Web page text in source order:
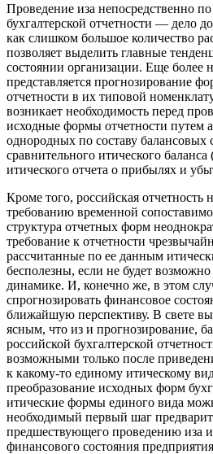
Проведение иза непосредственно
бухгалтерской отчетности — дело
как слишком большое количество
позволяет выделить главные
состоянии организации. Еще более
представляется прогнозирование
отчетности в их типовой
возникает необходимость перед
исходные формы отчетности путем
однородных по составу балансовых
сравнительного итического
итического отчета о прибылях и
Кроме того, российская отчетность
требованию временной
структура отчетных форм
требование к отчетности
рассчитанные по ее данным
бесполезны, если не будет
динамике. И, конечно же, в этом
спрогнозировать финансовое
ближайшую перспективу. В свете
ясным, что из и прогнозирование,
российской бухгалтерской
возможными только после
к какому-то единому итическому
преобразование исходных форм
итические формы единого вида
необходимый первый шаг
предшествующего проведению иза
финансового состояния предприятия